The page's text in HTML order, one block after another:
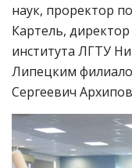
наук, проректор
Картель,
института ЛГТУ
Липецким
Сергеевич